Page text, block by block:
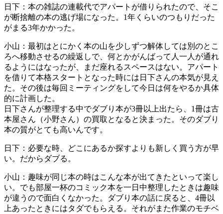
日下：本の雑誌の連載代でアパートが借りられたので、そこ
が断捨離の本の逃げ場になった。1年くらいのつもりだった
がまる3年かかった。
小山：最初はとにかく本の山を少しずつ解体しては別のとこ
ろへ移動させるの繰返しで、何とかがんばって人一人が通れ
るようにはなったが、まだ座れるスペースはない。アパート
を借りて本格スタートとなった時には日下さんの本気が見え
た。その後は毎回ミーティングをして今日は何をやるか具体
的に計画した。
日下さんが整理する中でダブり本が3冊以上出たら、1冊は古
本屋さん（小野さん）の買取となると決まった。そのダブり
本の質がとても高いんです。
日下：必要な時、どこにあるか探すよりも新しく買う方が早
い。だからダブる。
小山：趣味が同じ本の時はこんな本が出てきたといって楽し
い。でも部屋一杯のコミック本を一日中整理したときは趣味
が違うので面白くなかった。ダブり本の話に戻ると、4冊以
上あったときにはタダでもらえる。それがまた作業のモチベ